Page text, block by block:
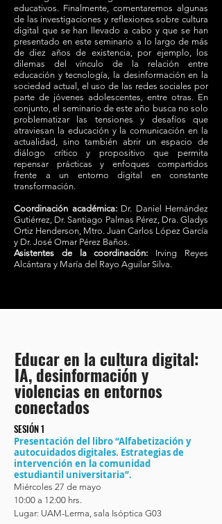
educativos. Finalmente, comentaremos algunas
de las investigaciones y reflexiones sobre cultura
digital que se han llevado a cabo y que se han
presentado en este seminario a lo largo de más
de diez años de existencia, por ejemplo, los
dilemas del vínculo de la relación entre
educación y tecnología, la desinformación en la
sociedad actual, el uso de las redes sociales por
parte de jóvenes adolescentes, entre otras. En
conjunto, el seminario de este año busca no solo
problematizar las tensiones y desafíos que
atraviesan la educación y la comunicación en la
actualidad, sino también abrir un espacio de
diálogo crítico y propositivo que permita
repensar prácticas y enfoques compartidos
frente a un entorno digital en constante
transformación.
Coordinación académica:Dr. Daniel Hernández
Gutiérrez, Dr. Santiago Palmas Pérez, Dra. Gladys
Ortiz Henderson, Mtro. Juan Carlos López García
y Dr. José Omar Pérez Baños.
Asistentes de la coordinación: Irving Reyes
Alcántara y María del Rayo Aguilar Silva.
Educar en la cultura digital:
IA, desinformación y
violencias en entornos
conectados
SESIÓN 1
Presentación del libro “Alfabetización y
autocuidados digitales. Estrategias de
intervención en la comunidad
estudiantil universitaria”.
Miércoles 27 de mayo
10:00 a 12:00 hrs.
Lugar: UAM-Lerma, sala Isóptica G03